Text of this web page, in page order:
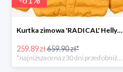
Kurtka zimowa 'RADICAL' Helly Hansen -61%
259.89 zł659.90 zł*